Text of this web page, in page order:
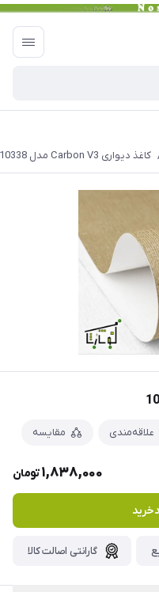
کاغذ دیواری Carbon V3 مدل 10338
علاقه‌مندی مقایسه
1,838,000تومان
گارانتی اصالت کالا